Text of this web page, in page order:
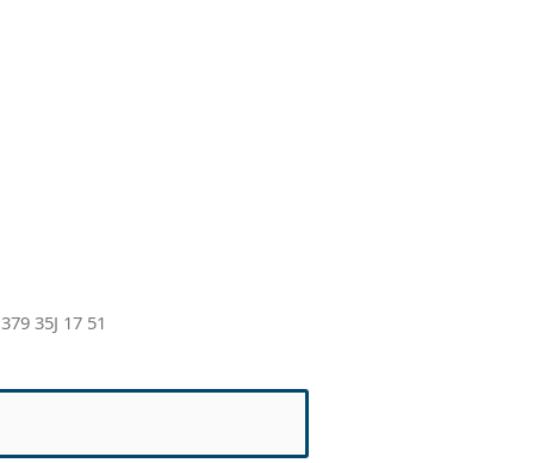
379 35J 17 51